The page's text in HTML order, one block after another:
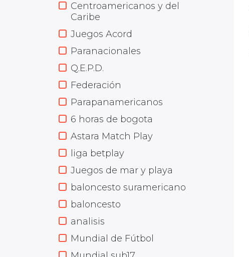
Centroamericanos y del
Caribe
Juegos Acord
Paranacionales
Q.E.P.D.
Federación
Parapanamericanos
6 horas de bogota
Astara Match Play
liga betplay
Juegos de mar y playa
baloncesto suramericano
baloncesto
analisis
Mundial de Fútbol